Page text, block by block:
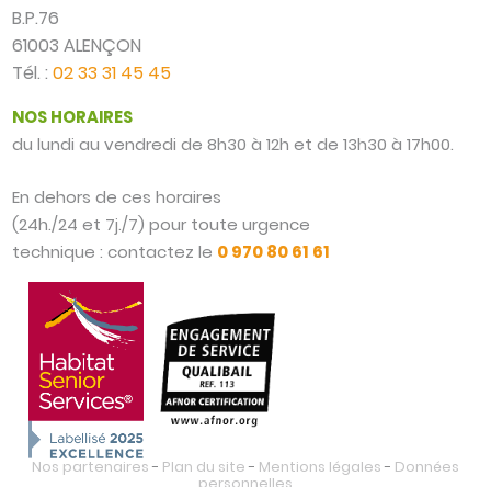
B.P.76
61003 ALENÇON
Tél. :02 33 31 45 45
NOS HORAIRES
du lundi au vendredi de 8h30 à 12h et de 13h30 à 17h00.
En dehors de ces horaires
(24h./24 et 7j./7) pour toute urgence
technique : contactez le 0 970 80 61 61
Nos partenaires - Plan du site - Mentions légales - Données